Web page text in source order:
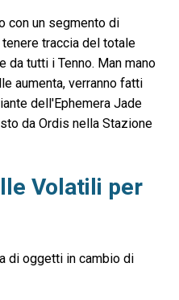
con un segmento di
traccia del totale
tutti i Tenno. Man mano
aumenta, verranno fatti
dell'Ephemera Jade
da Ordis nella Stazione
Volatili per
di oggetti in cambio di